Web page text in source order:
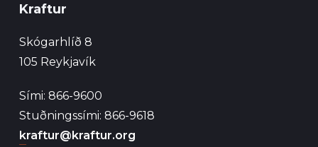
Kraftur
Skógarhlíð 8
105 Reykjavík
Sími: 866-9600
Stuðningssími: 866-9618
kraftur@kraftur.org